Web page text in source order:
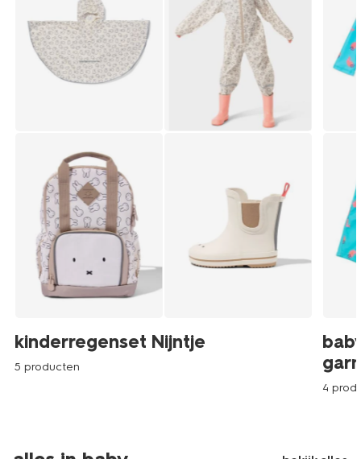
kinderregenset Nijntje
5 producten
4